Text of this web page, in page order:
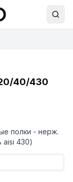
40/430
полки - нерж.
aisi 430)